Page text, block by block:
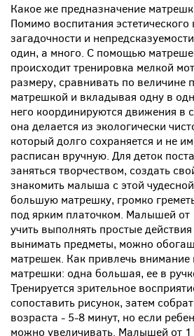
Какое же предназначение
Помимо воспитания
загадочности и
один, а много. С помощью
происходит тренировка мелкой
размеру, сравнивать по величине
матрешкой и вкладывая одну в
него координируются движения в
она делается из экологически
который долго сохраняется и не
расписан вручную. Для деток
заняться творчеством, создать
знакомить малыша с этой
большую матрешку, громко
под ярким платочком. Малышей
учить выполнять простые
вынимать предметы, можно
матрешек. Как привлечь
матрешки: одна большая, ее в
Тренируется зрительное
сопоставить рисунок, затем
возраста - 5-8 минут, но если
можно увеличивать. Малышей от